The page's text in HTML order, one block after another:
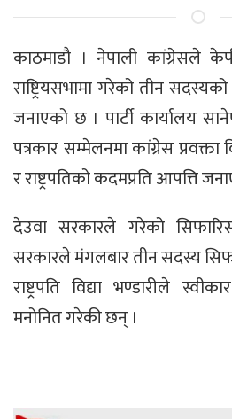
काठमाडाै । नेपाली कांग्रेसले
राष्ट्रियसभामा गरेको तीन
जनाएको छ । पार्टी कार्यालय
पत्रकार सम्मेलनमा कांग्रेस प्रवक्ता
र राष्ट्रपतिको कदमप्रति आपत्ति
देउवा सरकारले गरेको
सरकारले मंगलबार तीन सदस्य
राष्ट्रपति विद्या भण्डारीले
मनोनित गरेकी छन् ।